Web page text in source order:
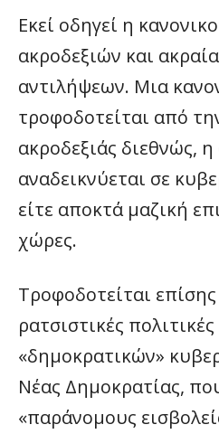
Εκεί οδηγεί η
ακροδεξιών και
αντιλήψεων. Μια
τροφοδοτείται από
ακροδεξιάς διεθνώς, η
αναδεικνύεται σε
είτε αποκτά μαζική
χώρες.
Τροφοδοτείται
ρατσιστικές
«δημοκρατικών»
Νέας Δημοκρατίας,
«παράνομους